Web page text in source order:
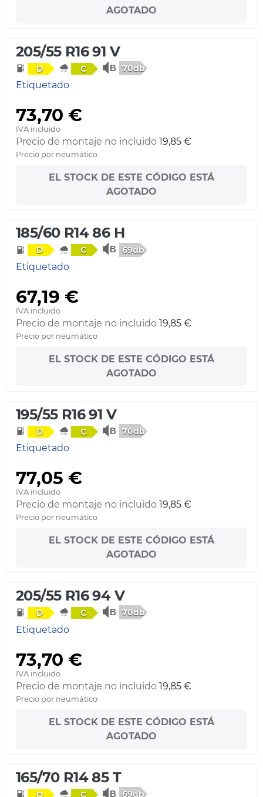
AGOTADO
205/55 R16 91 V
D C 70db
Etiquetado
73,70 €
IVA incluido
Precio de montaje no incluido 19,85 €
Precio por neumático
EL STOCK DE ESTE CÓDIGO ESTÁ
AGOTADO
185/60 R14 86 H
D C 69db
Etiquetado
67,19 €
IVA incluido
Precio de montaje no incluido 19,85 €
Precio por neumático
EL STOCK DE ESTE CÓDIGO ESTÁ
AGOTADO
195/55 R16 91 V
D C 70db
Etiquetado
77,05 €
IVA incluido
Precio de montaje no incluido 19,85 €
Precio por neumático
EL STOCK DE ESTE CÓDIGO ESTÁ
AGOTADO
205/55 R16 94 V
D C 70db
Etiquetado
73,70 €
IVA incluido
Precio de montaje no incluido 19,85 €
Precio por neumático
EL STOCK DE ESTE CÓDIGO ESTÁ
AGOTADO
165/70 R14 85 T
D C 69db